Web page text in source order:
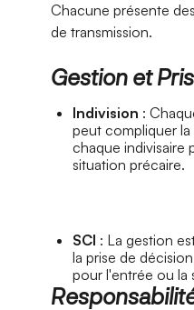
Chacune présente
de transmission.​
Gestion et
Indivision :
peut compliquer
chaque indivisaire
situation précaire.
SCI : La gestion
la prise de
pour l'entrée ou la